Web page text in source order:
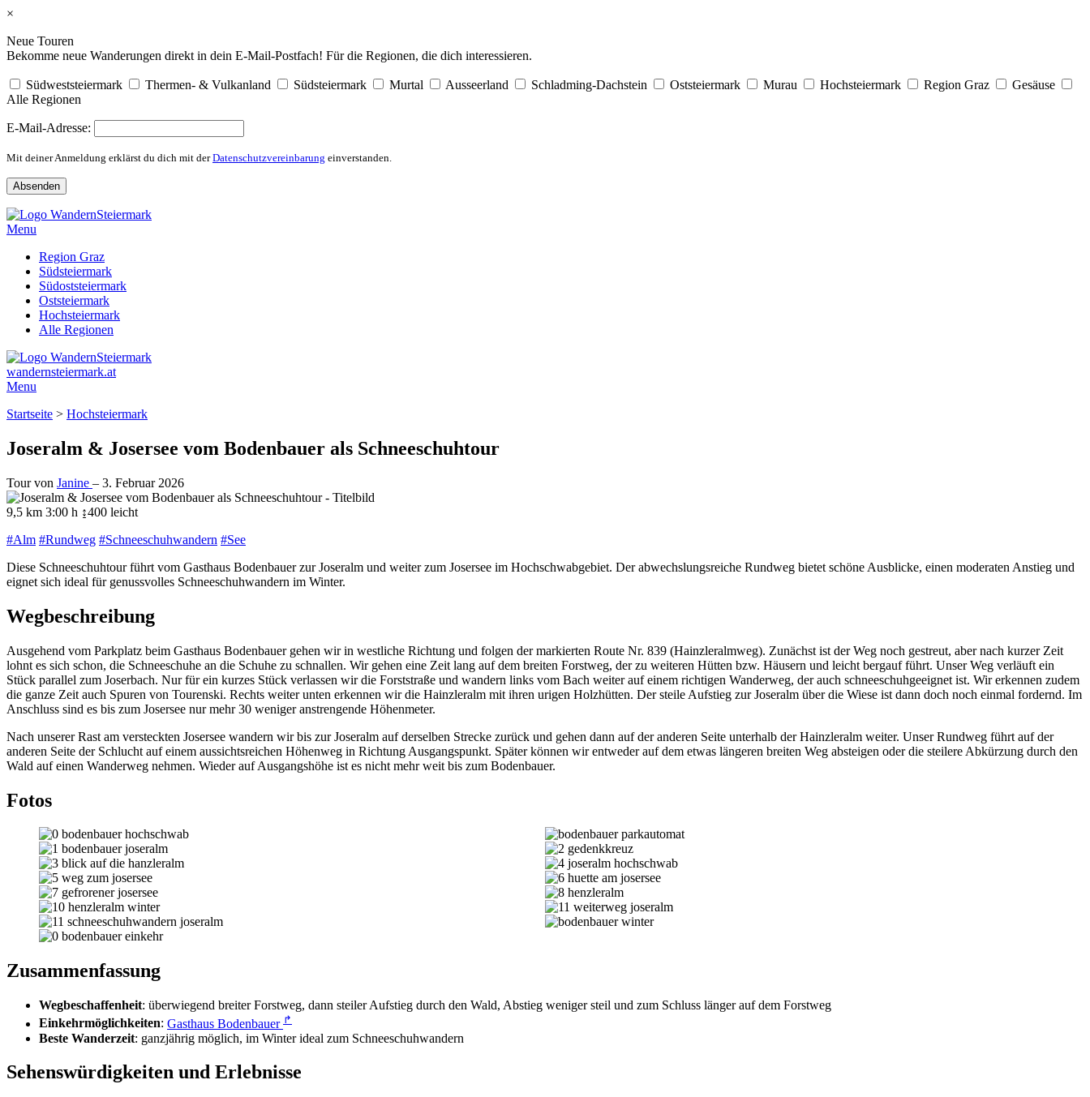
×
Neue Touren
Bekomme neue Wanderungen direkt in dein E-Mail-Postfach! Für die Regionen, die dich interessieren.
Südweststeiermark Thermen- & Vulkanland Südsteiermark Murtal Ausseerland Schladming-Dachstein Oststeiermark Murau Hochsteiermark Region Graz
Gesäuse
Alle Regionen
E-Mail-Adresse:
Mit deiner Anmeldung erklärst du dich mit derDatenschutzvereinbarung einverstanden.
Skip
to
Menu
Region Graz
Südsteiermark
Südoststeiermark
Oststeiermark
Hochsteiermark
Alle Regionen
wandernsteiermark.at
Menu
Startseite > Hochsteiermark
Joseralm & Josersee vom Bodenbauer als Schneeschuhtour
Tour von Janine – 3. Februar 2026
9,5 km 3:00 h ↨400 leicht
#Alm #Rundweg #Schneeschuhwandern #See
Diese Schneeschuhtour führt vom Gasthaus Bodenbauer zur Joseralm und weiter zum Josersee im Hochschwabgebiet. Der abwechslungsreiche Rundweg bietet schöne Ausblicke, einen moderaten Anstieg und
eignet sich ideal für genussvolles Schneeschuhwandern im Winter.
Wegbeschreibung
Ausgehend vom Parkplatz beim Gasthaus Bodenbauer gehen wir in westliche Richtung und folgen der markierten Route Nr. 839 (Hainzleralmweg). Zunächst ist der Weg noch gestreut, aber nach kurzer Zeit
lohnt es sich schon, die Schneeschuhe an die Schuhe zu schnallen. Wir gehen eine Zeit lang auf dem breiten Forstweg, der zu weiteren Hütten bzw. Häusern und leicht bergauf führt. Unser Weg verläuft ein
Stück parallel zum Joserbach. Nur für ein kurzes Stück verlassen wir die Forststraße und wandern links vom Bach weiter auf einem richtigen Wanderweg, der auch schneeschuhgeeignet ist. Wir erkennen zudem
die ganze Zeit auch Spuren von Tourenski. Rechts weiter unten erkennen wir die Hainzleralm mit ihren urigen Holzhütten. Der steile Aufstieg zur Joseralm über die Wiese ist dann doch noch einmal fordernd. Im
Anschluss sind es bis zum Josersee nur mehr 30 weniger anstrengende Höhenmeter.
Nach unserer Rast am versteckten Josersee wandern wir bis zur Joseralm auf derselben Strecke zurück und gehen dann auf der anderen Seite unterhalb der Hainzleralm weiter. Unser Rundweg führt auf der
anderen Seite der Schlucht auf einem aussichtsreichen Höhenweg in Richtung Ausgangspunkt. Später können wir entweder auf dem etwas längeren breiten Weg absteigen oder die steilere Abkürzung durch den
Wald auf einen Wanderweg nehmen. Wieder auf Ausgangshöhe ist es nicht mehr weit bis zum Bodenbauer.
Fotos
Zusammenfassung
Wegbeschaffenheit: überwiegend breiter Forstweg, dann steiler Aufstieg durch den Wald, Abstieg weniger steil und zum Schluss länger auf dem Forstweg
Einkehrmöglichkeiten: Gasthaus Bodenbauer ↱
Beste Wanderzeit: ganzjährig möglich, im Winter ideal zum Schneeschuhwandern
Sehenswürdigkeiten und Erlebnisse